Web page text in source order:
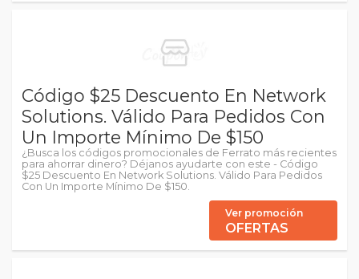
Código $25 Descuento En Network
Solutions. Válido Para Pedidos Con
Un Importe Mínimo De $150
¿Busca los códigos promocionales de Ferrato más recientes
para ahorrar dinero? Déjanos ayudarte con este - Código
$25 Descuento En Network Solutions. Válido Para Pedidos
Con Un Importe Mínimo De $150.
Ver promoción
OFERTAS